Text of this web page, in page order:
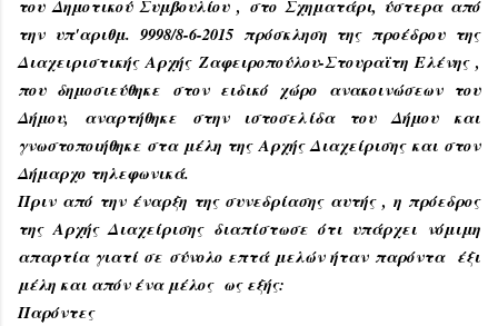
του Δημοτικού Συμβουλίου , στο Σχηματάρι, ύστερα από
την υπ'αριθμ. 9998/8-6-2015 πρόσκληση της προέδρου της
Διαχειριστικής Αρχής Ζαφειροπούλου-Στουραϊτη Ελένης ,
που δημοσιεύθηκε στον ειδικό χώρο ανακοινώσεων του
Δήμου, αναρτήθηκε στην ιστοσελίδα του Δήμου και
γνωστοποιήθηκε στα μέλη της Αρχής Διαχείρισης και στον
Δήμαρχο τηλεφωνικά.
Πριν από την έναρξη της συνεδρίασης αυτής , η πρόεδρος
της Αρχής Διαχείρισης διαπίστωσε ότι υπάρχει νόμιμη
απαρτία γιατί σε σύνολο επτά μελών ήταν παρόντα έξι
μέλη και απόν ένα μέλος ως εξής:
Παρόντες